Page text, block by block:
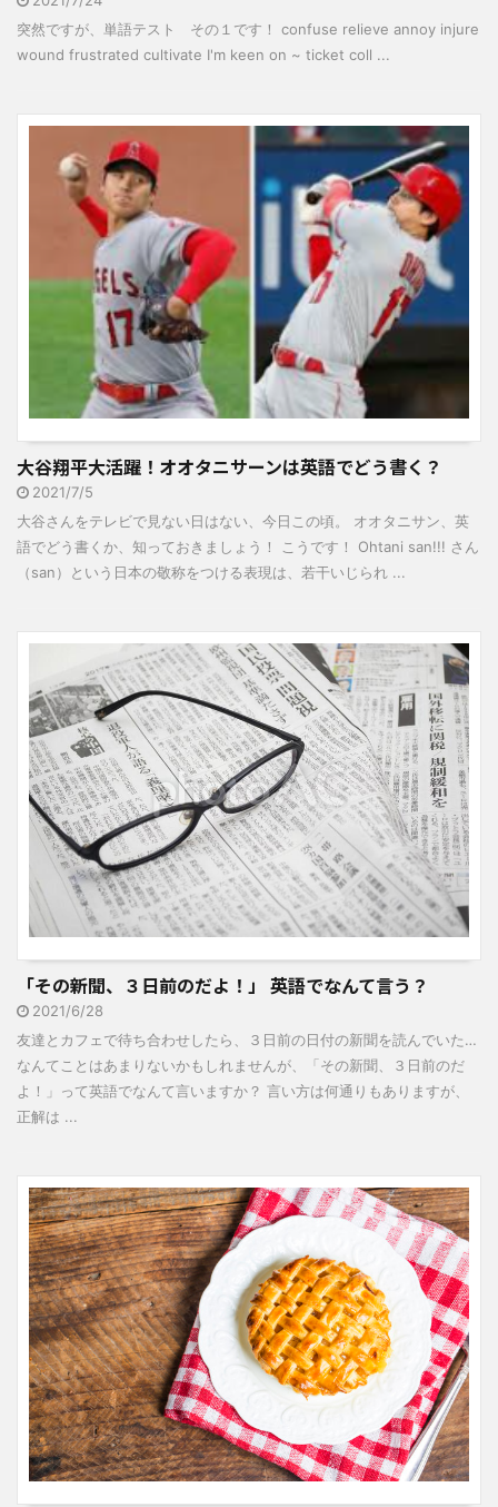
突然ですが、単語テスト その１です！ confuse relieve annoy injure
wound frustrated cultivate I'm keen on ~ ticket coll ...
大谷翔平大活躍！オオタニサーンは英語でどう書く？
2021/7/5
大谷さんをテレビで見ない日はない、今日この頃。 オオタニサン、英
語でどう書くか、知っておきましょう！ こうです！ Ohtani san!!! さん
（san）という日本の敬称をつける表現は、若干いじられ ...
「その新聞、３日前のだよ！」 英語でなんて言う？
2021/6/28
友達とカフェで待ち合わせしたら、３日前の日付の新聞を読んでいた…
なんてことはあまりないかもしれませんが、「その新聞、３日前のだ
よ！」って英語でなんて言いますか？ 言い方は何通りもありますが、
正解は ...